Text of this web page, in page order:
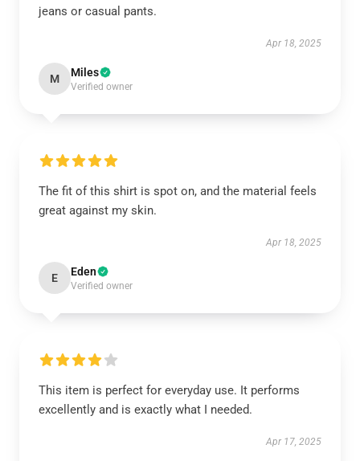
jeans or casual pants.
Apr 18, 2025
M Miles
Verified owner
The fit of this shirt is spot on, and the material feels
great against my skin.
Apr 18, 2025
E Eden
Verified owner
This item is perfect for everyday use. It performs
excellently and is exactly what I needed.
Apr 17, 2025